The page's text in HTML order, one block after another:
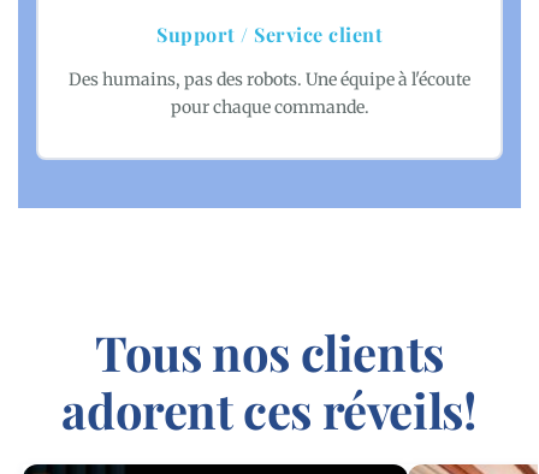
Support / Service client
Des humains, pas des robots. Une équipe à l'écoute
pour chaque commande.
Tous nos clients
adorent ces réveils!